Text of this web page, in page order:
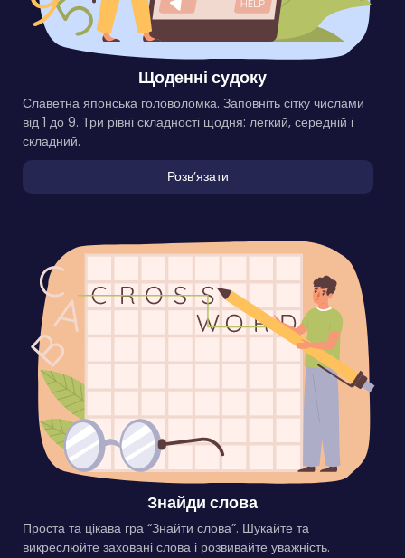
Щоденні судоку
Славетна японська головоломка. Заповніть сітку числами
від 1 до 9. Три рівні складності щодня: легкий, середній і
складний.
Розвʼязати
Знайди слова
Проста та цікава гра “Знайти слова”. Шукайте та
викреслюйте заховані слова і розвивайте уважність.